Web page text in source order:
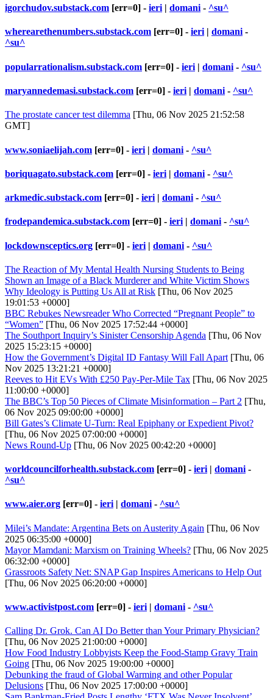
igorchudov.substack.com [err=0] - ieri | domani - ^su^
wherearethenumbers.substack.com [err=0] - ieri| domani-
^su^
popularrationalism.substack.com [err=0] - ieri | domani - ^su^
maryannedemasi.substack.com [err=0] - ieri | domani - ^su^
The prostate cancer test dilemma [Thu, 06 Nov 2025 21:52:58
GMT]
www.soniaelijah.com [err=0] - ieri | domani - ^su^
boriquagato.substack.com [err=0] - ieri | domani - ^su^
arkmedic.substack.com [err=0] - ieri | domani - ^su^
frodepandemica.substack.com [err=0] - ieri | domani - ^su^
lockdownsceptics.org [err=0] - ieri | domani - ^su^
The Reaction of My Mental Health Nursing Students to Being
Shown an Image of a Black Murderer and White Victim Shows
Why Ideology is Putting Us All at Risk [Thu, 06 Nov 2025
19:01:53 +0000]
BBC Rebukes Newsreader Who Corrected “Pregnant People” to
“Women” [Thu, 06 Nov 2025 17:52:44 +0000]
The Southport Inquiry’s Sinister Censorship Agenda [Thu, 06 Nov
2025 15:23:15 +0000]
How the Government’s Digital ID Fantasy Will Fall Apart [Thu, 06
Nov 2025 13:21:21 +0000]
Reeves to Hit EVs With £250 Pay-Per-Mile Tax [Thu, 06 Nov 2025
11:00:00 +0000]
The BBC’s Top 50 Pieces of Climate Misinformation – Part 2 [Thu,
06 Nov 2025 09:00:00 +0000]
Bill Gates’s Climate U-Turn: Real Epiphany or Expedient Pivot?
[Thu, 06 Nov 2025 07:00:00 +0000]
News Round-Up [Thu, 06 Nov 2025 00:42:20 +0000]
worldcouncilforhealth.substack.com [err=0] - ieri | domani -
^su^
www.aier.org [err=0] - ieri| domani- ^su^
Milei’s Mandate: Argentina Bets on Austerity Again [Thu, 06 Nov
2025 06:35:00 +0000]
Mayor Mamdani: Marxism on Training Wheels? [Thu, 06 Nov 2025
06:32:00 +0000]
Grassroots Safety Net: SNAP Gap Inspires Americans to Help Out
[Thu, 06 Nov 2025 06:20:00 +0000]
www.activistpost.com [err=0] - ieri | domani - ^su^
Calling Dr. Grok. Can AI Do Better than Your Primary Physician?
[Thu, 06 Nov 2025 21:00:00 +0000]
How Food Industry Lobbyists Keep the Food-Stamp Gravy Train
Going [Thu, 06 Nov 2025 19:00:00 +0000]
Debunking the fraud of Global Warming and other Popular
Delusions [Thu, 06 Nov 2025 17:00:00 +0000]